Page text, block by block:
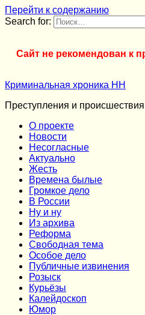
Перейти к содержанию
Search for:
Сайт не рекомендован к
Криминальная хроника НН
Преступления и
О проекте
Новости
Несогласные
Актуально
Жесть
Времена былые
Громкое дело
В России
Ну и ну
Из архива
Реформа
Cвободная тема
Особое дело
Публичные извинения
Розыск
Курьёзы
Калейдоскоп
Юмор